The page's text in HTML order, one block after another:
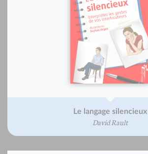
Le langage silencieux
David Rault